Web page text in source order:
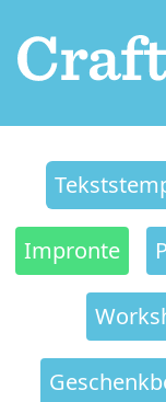
Impronte